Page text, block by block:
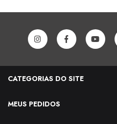
CATEGORIAS DO SITE
MEUS PEDIDOS